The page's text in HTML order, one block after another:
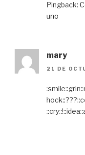
Pingback:
uno
mary
21 DE